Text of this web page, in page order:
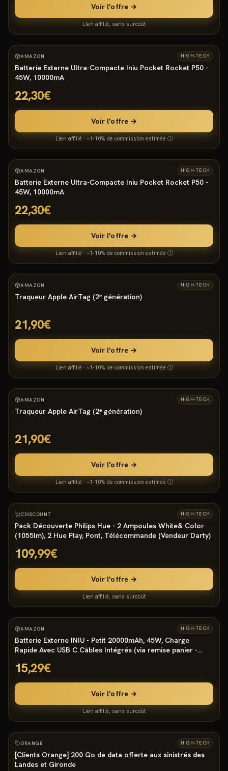
Voir l'offre →
Lien affilié, sans surcoût
3800° 18
AMAZON HIGH-TECH
Batterie Externe Ultra-Compacte Iniu Pocket Rocket P50 -
45W, 10000mA
22,30€
Voir l'offre →
Lien affilié · ~1-10% de commission estimée ⓘ
3800°
AMAZON HIGH-TECH
Batterie Externe Ultra-Compacte Iniu Pocket Rocket P50 -
45W, 10000mA
22,30€
Voir l'offre →
Lien affilié · ~1-10% de commission estimée ⓘ
3676° 8
AMAZON HIGH-TECH
Traqueur Apple AirTag (2ᵉ génération)
21,90€
Voir l'offre →
Lien affilié · ~1-10% de commission estimée ⓘ
3676°
AMAZON HIGH-TECH
Traqueur Apple AirTag (2ᵉ génération)
21,90€
Voir l'offre →
Lien affilié · ~1-10% de commission estimée ⓘ
2000° 6
CDISCOUNT HIGH-TECH
Pack Découverte Philips Hue - 2 Ampoules White& Color
(1055lm), 2 Hue Play, Pont, Télécommande (Vendeur Darty)
109,99€
Voir l'offre →
Lien affilié, sans surcoût
1542° 5
AMAZON HIGH-TECH
Batterie Externe INIU - Petit 20000mAh, 45W, Charge
Rapide Avec USB C Câbles Intégrés (via remise panier -
15,29€
Voir l'offre →
Lien affilié, sans surcoût
953° 4
ORANGE HIGH-TECH
[Clients Orange] 200 Go de data offerte aux sinistrés des
Landes et Gironde